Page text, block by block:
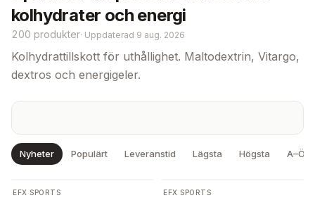
kolhydrater och energi
200 produkter· Uppdaterad 9 aug. 2026
Kolhydrattillskott för uthållighet. Maltodextrin, Vitargo,
dextros och energigeler.
Nyheter Populärt Leveranstid Lägsta Högsta A–Ö
- 5%
EFX SPORTS - 26%
EFX SPORTS